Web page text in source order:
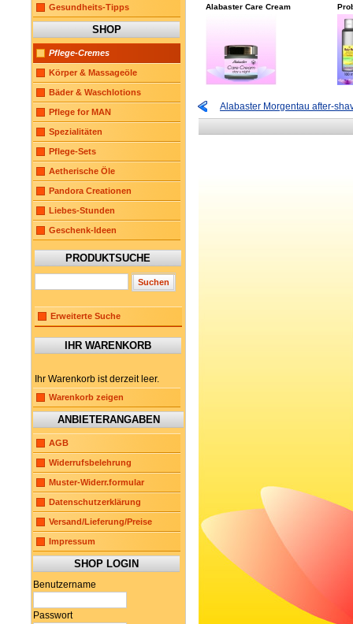
Gesundheits-Tipps
SHOP
Pflege-Cremes
Körper & Massageöle
Bäder & Waschlotions
Pflege for MAN
Spezialitäten
Pflege-Sets
Aetherische Öle
Pandora Creationen
Liebes-Stunden
Geschenk-Ideen
PRODUKTSUCHE
Erweiterte Suche
IHR WARENKORB
Ihr Warenkorb ist derzeit leer.
Warenkorb zeigen
ANBIETERANGABEN
AGB
Widerrufsbelehrung
Muster-Widerr.formular
Datenschutzerklärung
Versand/Lieferung/Preise
Impressum
SHOP LOGIN
Benutzername
Passwort
Alabaster Care Cream
Alabaster Morgentau after-